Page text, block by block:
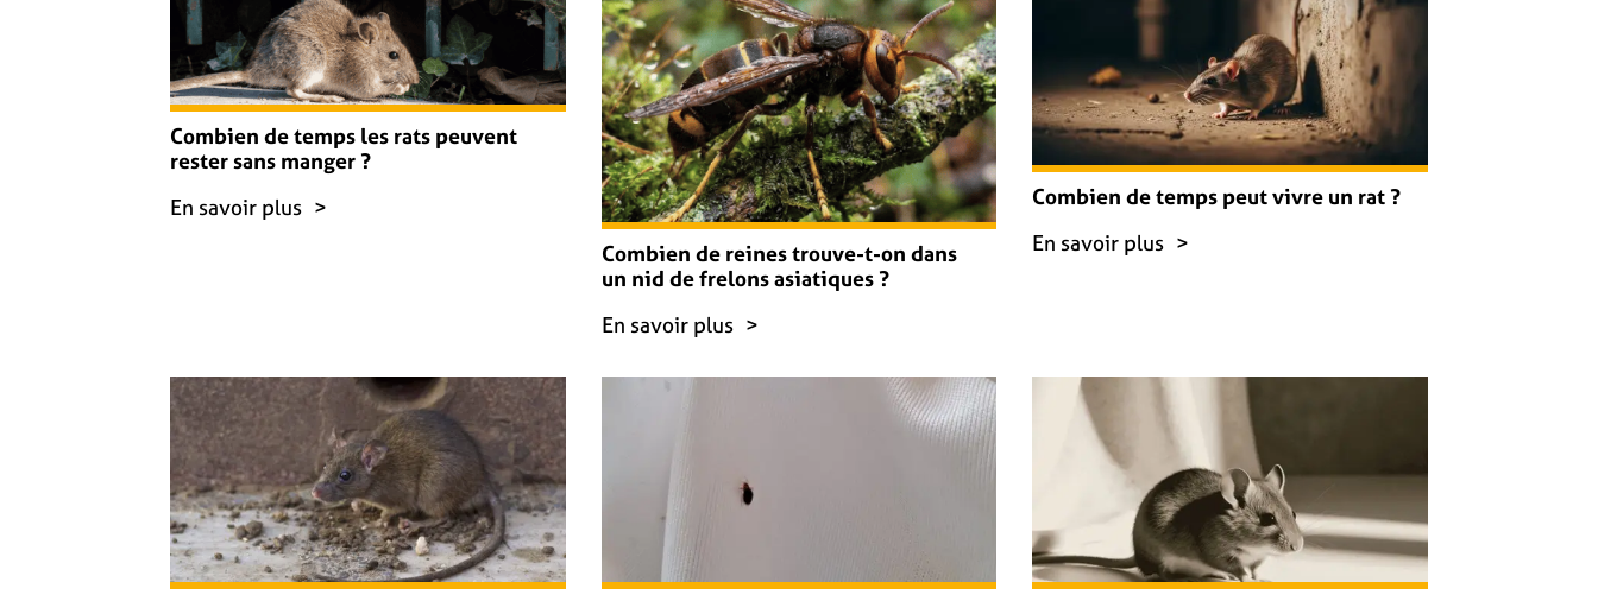
Combien de temps les rats peuvent
rester sans manger ?
En savoir plus
Combien de reines trouve-t-on dans
un nid de frelons asiatiques ?
En savoir plus
Combien de temps peut vivre un rat ?
En savoir plus